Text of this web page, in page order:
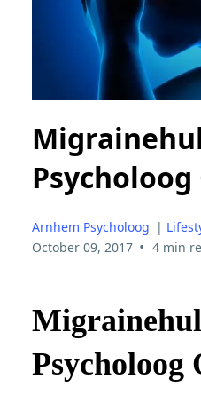
Arnhem Psycholoog |
October 09, 2017 • 4 min
Psycholoog